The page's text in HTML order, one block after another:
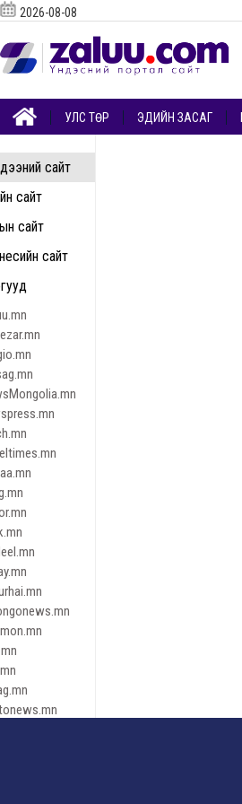
сайт
сайт
сайт
сайт
2026-08-08
УЛС ТӨР ЭДИЙН ЗАСАГ